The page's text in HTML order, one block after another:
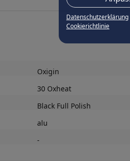
Datenschutzerklärung
Cookierichtlinie
Oxigin
30 Oxheat
Black Full Polish
alu
-